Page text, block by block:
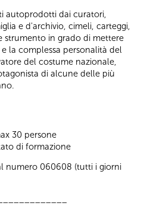
autoprodotti dai curatori,
e d'archivio, cimeli, carteggi,
strumento in grado di mettere
la complessa personalità del
del costume nazionale,
di alcune delle più
30 persone
di formazione
numero 060608 (tutti i giorni